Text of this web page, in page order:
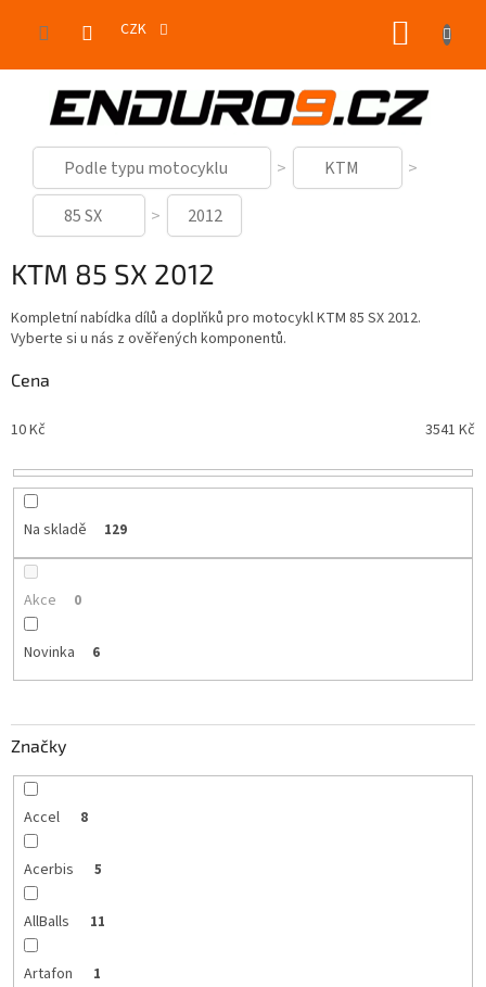
CZK
Podle typu motocyklu
KTM
85 SX
2012
KTM 85 SX 2012
Kompletní nabídka dílů a doplňků pro motocykl KTM 85 SX 2012.
Vyberte si u nás z ověřených komponentů.
Cena
10Kč 3541 Kč
Na skladě 129
Akce 0
Novinka 6
Značky
Accel 8
Acerbis 5
AllBalls 11
Artafon 1